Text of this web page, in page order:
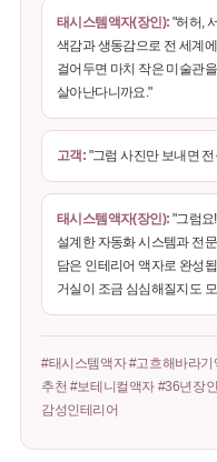
태시스템액자(장인): "허허,
색감과 생동감으로 전 세계
걸어두면 마치 작은 미술관
살아난다니까요."
고객: "그럼 사진만 보내면
태시스템액자(장인): "그럼요
설계한 자동화 시스템과 전
담은 인테리어 액자로 완성
거실이 조금 심심해질지도
#태시스템액자 #고흐해바라
추천 #보테니컬액자 #36년장
감성인테리어